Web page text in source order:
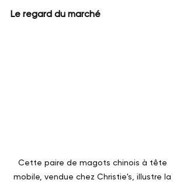
Le regard du marché
Cette paire de magots chinois à tête
mobile, vendue chez Christie's, illustre la